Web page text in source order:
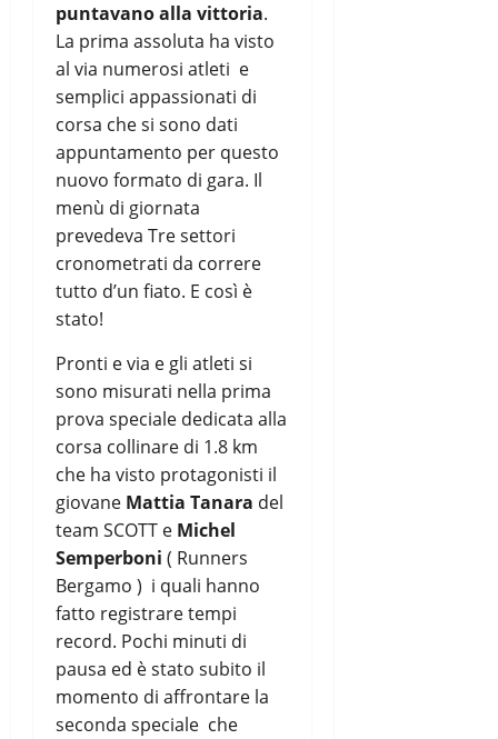
puntavano alla vittoria.
La prima assoluta ha visto
al via numerosi atleti e
semplici appassionati di
corsa che si sono dati
appuntamento per questo
nuovo formato di gara. Il
menù di giornata
prevedeva Tre settori
cronometrati da correre
tutto d’un fiato. E così è
stato!
Pronti e via e gli atleti si
sono misurati nella prima
prova speciale dedicata alla
corsa collinare di 1.8 km
che ha visto protagonisti il
giovane Mattia Tanara del
team SCOTT e Michel
Semperboni ( Runners
Bergamo ) i quali hanno
fatto registrare tempi
record. Pochi minuti di
pausa ed è stato subito il
momento di affrontare la
seconda speciale che